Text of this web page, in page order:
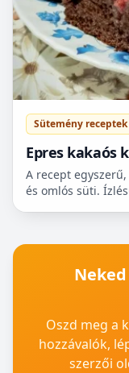
Sütemény receptek
Epres kakaós
A recept
és omlós süti.
Oszd meg a
hozzávalók,
szerzői